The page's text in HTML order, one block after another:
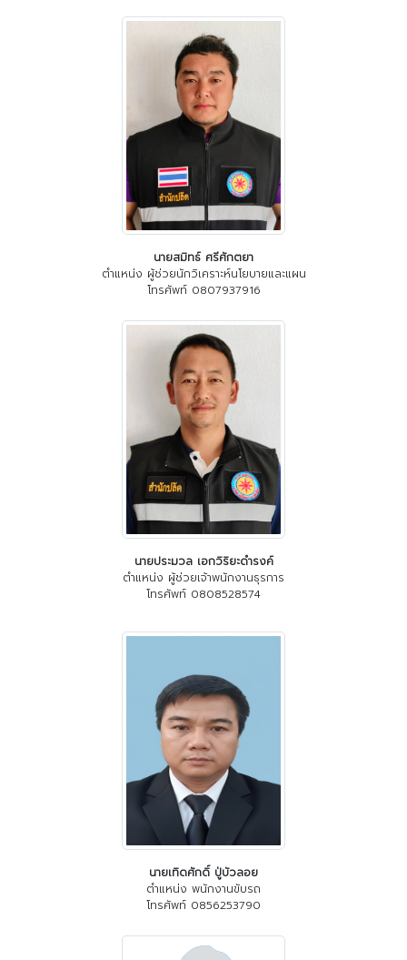
นายสมิทธ์ ศรีศักตยา
ตำแหน่ง ผู้ช่วยนักวิเคราะห์นโยบายและแผน
โทรศัพท์ 0807937916
นายประมวล เอกวิริยะดำรงค์
ตำแหน่ง ผู้ช่วยเจ้าพนักงานธุรการ
โทรศัพท์ 0808528574
นายเทิดศักดิ์ ปู่บัวลอย
ตำแหน่ง พนักงานขับรถ
โทรศัพท์ 0856253790